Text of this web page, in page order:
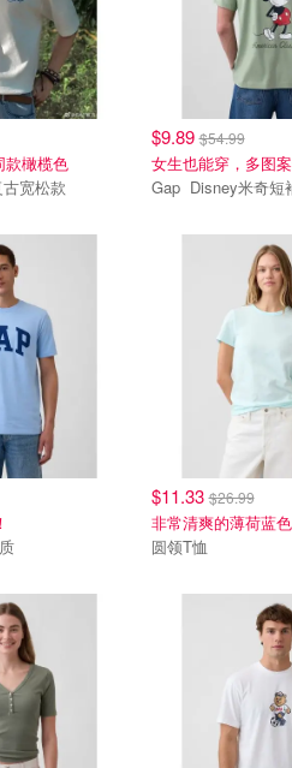
款橄榄色
宽松款
$9.89$54.99
女生也能穿，多图
Gap Disney米奇
$11.33$26.99
非常清爽的薄荷蓝色
圆领T恤